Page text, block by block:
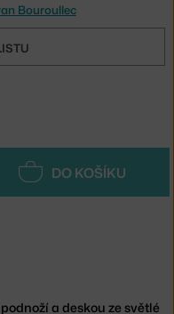
Bouroullec
DO KOŠÍKU
a deskou ze světlé